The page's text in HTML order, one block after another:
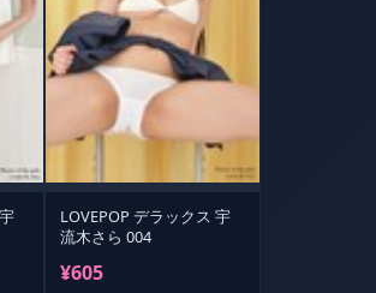
LOVEPOP デラックス 宇
流木さら 004
¥605